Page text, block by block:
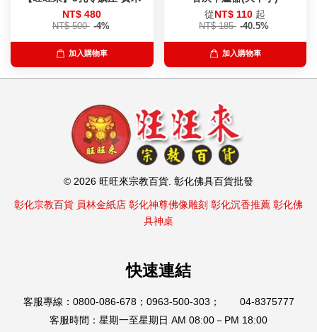
NT$ 480
NT$ 500 -4%
加入購物車
從NT$ 110 起
NT$ 185 -40.5%
加入購物車
© 2026 旺旺來宗教百貨. 彰化佛具百貨批發
彰化宗教百貨 員林金紙店 彰化神尊佛像雕刻 彰化沉香推薦 彰化佛
具神桌
快速連結
客服專線：0800-086-678；0963-500-303； 04-8375777
客服時間：星期一至星期日 AM 08:00－PM 18:00